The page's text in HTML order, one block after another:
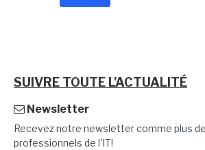
SUIVRE TOUTE L'ACTUALITÉ
Newsletter
Recevez notre newsletter comme plus
professionnels de l'IT!